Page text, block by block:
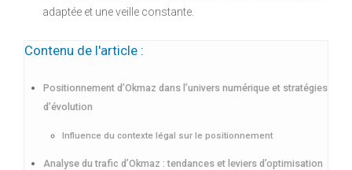
adaptée et une veille constante.
Contenu de l'article :
Positionnement d’Okmaz dans l’univers numérique et stratégies
d’évolution
Influence du contexte légal sur le positionnement
Analyse du trafic d’Okmaz : tendances et leviers d’optimisation